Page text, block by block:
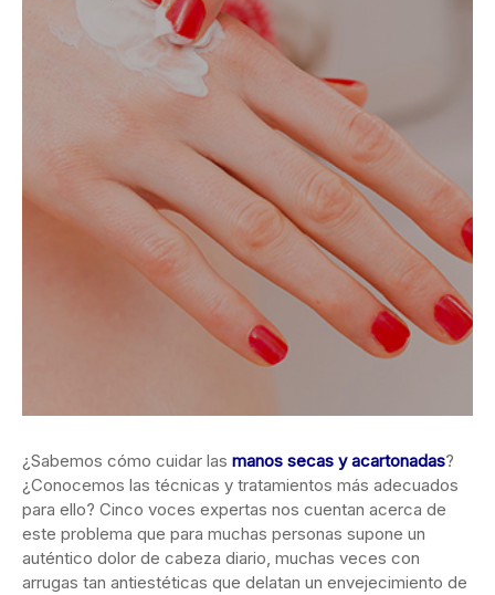
¿Sabemos cómo cuidar las manos secas y acartonadas?
¿Conocemos las técnicas y tratamientos más adecuados
para ello? Cinco voces expertas nos cuentan acerca de
este problema que para muchas personas supone un
auténtico dolor de cabeza diario, muchas veces con
arrugas tan antiestéticas que delatan un envejecimiento de